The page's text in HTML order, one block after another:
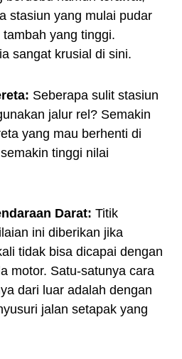
stasiun yang mulai pudar
yang tinggi.
sangat krusial di sini.
Seberapa sulit stasiun
jalur rel? Semakin
yang mau berhenti di
tinggi nilai
Darat: Titik
ini diberikan jika
tidak bisa dicapai dengan
motor. Satu-satunya cara
dari luar adalah dengan
jalan setapak yang